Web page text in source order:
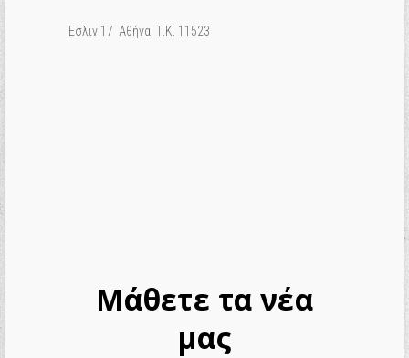
Έσλιν 17 Αθήνα, Τ.Κ. 11523
Μάθετε τα νέα
μας